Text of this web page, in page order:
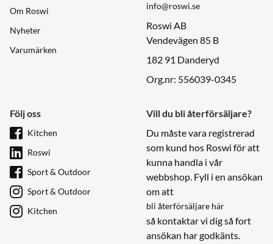
Om Roswi
Nyheter
Varumärken
info@roswi.se
Roswi AB
Vendevägen 85 B
182 91 Danderyd
Org.nr: 556039-0345
Följ oss
Kitchen
Roswi
Sport & Outdoor
Sport & Outdoor
Kitchen
Vill du bli återförsäljare?
Du måste vara registrerad
som kund hos Roswi för att
kunna handla i vår
webbshop. Fyll i en ansökan
om att
bli återförsäljare här
så kontaktar vi dig så fort
ansökan har godkänts.